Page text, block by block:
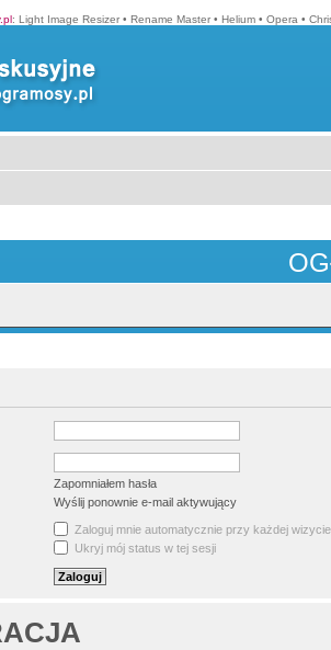
: Light Image Resizer • Rename Master • Helium • Opera •
Zapomniałem hasła
Wyślij ponownie e-mail aktywujący
Zaloguj mnie automatycznie przy każdej wizycie
Ukryj mój status w tej sesji